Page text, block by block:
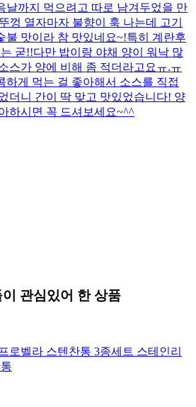
날까지 먹으려고 따로 남겨두었을 만
껑 열자마자 불향이 훅 나는데 고기
불 맛이라 참 맛있네요~!특히 계란후
굳!! ​다만 밥이랑 야채 양이 워낙 많
스가 양에 비해 좀 적더라고요ㅠ.ㅠ
하게 먹는 걸 좋아해서 소스를 직접
더니 간이 딱 맞고 맛있었습니다! 양
하시면 꼭 드셔보세요~^^
관심있어 한 상품
로벨라 스텐찬통 3종세트 스테인리